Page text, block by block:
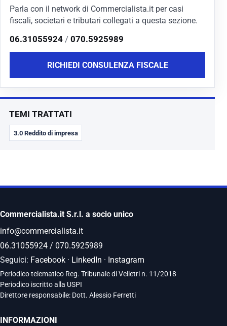
Parla con il network di Commercialista.it per casi
fiscali, societari e tributari collegati a questa sezione.
06.31055924 / 070.5925989
RICHIEDI CONSULENZA FISCALE
TEMI TRATTATI
3.0 Reddito di impresa
Commercialista.it S.r.l. a socio unico
info@commercialista.it
06.31055924 / 070.5925989
Seguici: Facebook · LinkedIn · Instagram
Periodico telematico Reg. Tribunale di Velletri n. 11/2018
Periodico iscritto alla USPI
Direttore responsabile: Dott. Alessio Ferretti
INFORMAZIONI